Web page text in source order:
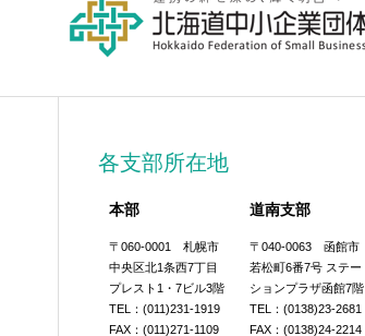
各支部所在地
本部 道南支部
〒060-0001 札幌市
中央区北1条西7丁目
プレスト1・7ビル3階
TEL：(011)231-1919
FAX：(011)271-1109
〒040-0063 函館市
若松町6番7号 ステー
ションプラザ函館7階
TEL：(0138)23-2681
FAX：(0138)24-2214